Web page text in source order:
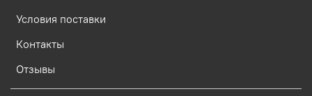
Условия поставки
Контакты
Отзывы